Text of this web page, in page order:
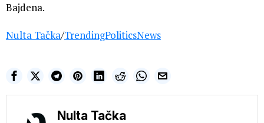
Bajdena.
Nulta Tačka/TrendingPoliticsNews
Nulta Tačka